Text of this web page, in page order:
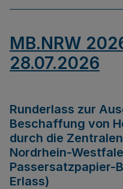
MB.NRW
28.07.2026
Runderlass zur
Beschaffung von
durch die
Nordrhein-
Passersatzpapier-
Erlass)